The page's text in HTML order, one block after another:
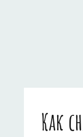
Как